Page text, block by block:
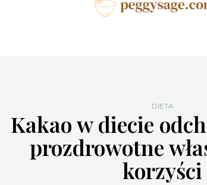
DIETA
Kakao w diecie
prozdrowotne
korzyści